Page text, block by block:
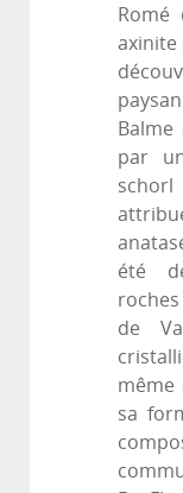
Romé
axinite
par
été
de
même
sa